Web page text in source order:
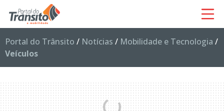
Portal do Trânsito / Notícias / Mobilidade e Tecnologia /
Veículos